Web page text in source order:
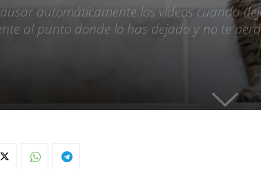
automáticamente los vídeos cuando
al punto donde lo has dejado y no te